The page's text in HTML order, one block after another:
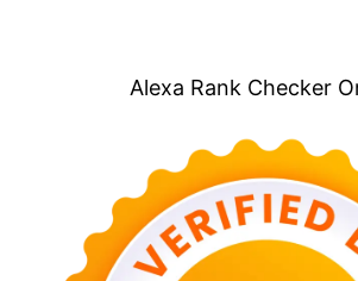
Alexa Rank Checker